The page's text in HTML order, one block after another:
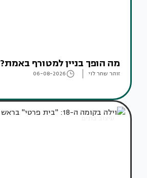
מה הופך בניין למטורף באמת?
זוהר שחר לוי 06-08-2026
עיצוב בתים